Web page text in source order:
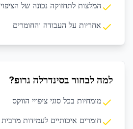
המלצות לתחזוקה נכונה של הציפוי
אחריות על העבודה והחומרים
למה לבחור בסינדרלה גרופ?
מומחיות בכל סוגי ציפויי הווקס
חומרים איכותיים לעמידות מרבית